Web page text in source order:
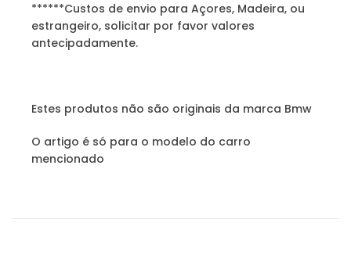
******Custos de envio para Açores, Madeira, ou
estrangeiro, solicitar por favor valores
antecipadamente.
Estes produtos não são originais da marca Bmw
O artigo é só para o modelo do carro
mencionado